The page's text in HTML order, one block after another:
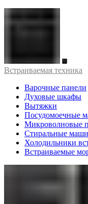
Встраиваемая техника
Варочные панели
Духовые шкафы
Вытяжки
Посудомоечные
Микроволновые
Стиральные
Холодильники
Встраиваемые